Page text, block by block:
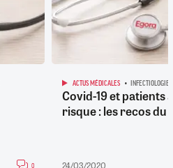
0
ACTUS MÉDICALES INFECTIOLOGIE
Covid-19 et patients à
risque : les recos du
24/03/2020